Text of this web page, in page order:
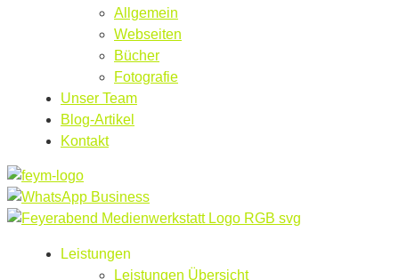
Allgemein
Webseiten
Bücher
Fotografie
Unser Team
Blog-Artikel
Kontakt
Leistungen
Leistungen Übersicht